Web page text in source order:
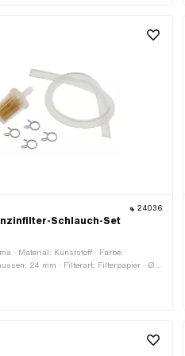
24036
Schlauch-Set
· Material: Kunststoff · Farbe:
24 mm · Filterart: Filterpapier · Ø